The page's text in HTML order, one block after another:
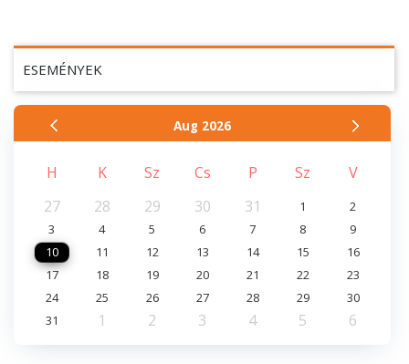
ESEMÉNYEK
Aug 2026
H K Sz Cs P Sz
V
27
28 29 30 31 1
2
3
4 5 6 7 8
9
10
11 12 13 14 15
16
17
18 19 20 21 22
23
24
25 26 27 28 29
30
31
1 2 3 4 5 6